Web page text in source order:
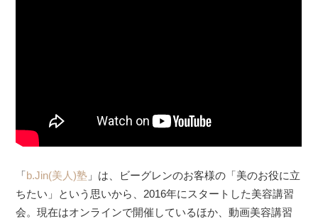
「b.Jin(美人)塾 」は、ビーグレンのお客様の「美のお役に立
ちたい」という思いから、2016年にスタートした美容講習
会。現在はオンラインで開催しているほか、動画美容講習